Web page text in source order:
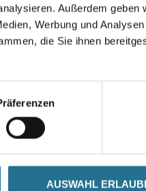
Außerdem
Werbung und
die Sie ihnen
AUSWAHL
unseren Online-